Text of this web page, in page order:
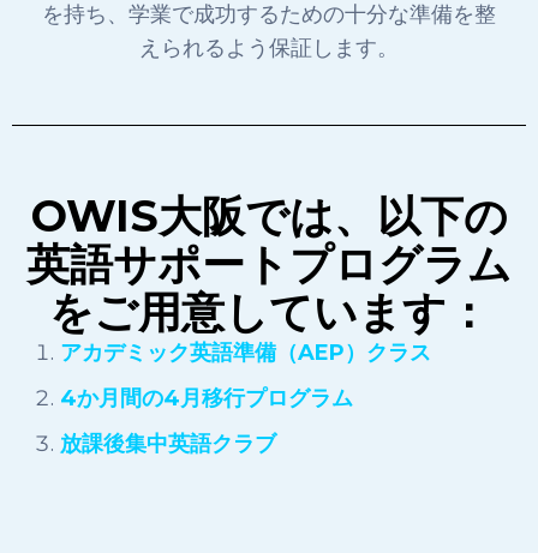
を持ち、学業で成功するための十分な準備を整
えられるよう保証します。
OWIS大阪では、以下の
英語サポートプログラム
をご用意しています：
アカデミック英語準備（AEP）クラス
4か月間の4月移行プログラム
放課後集中英語クラブ